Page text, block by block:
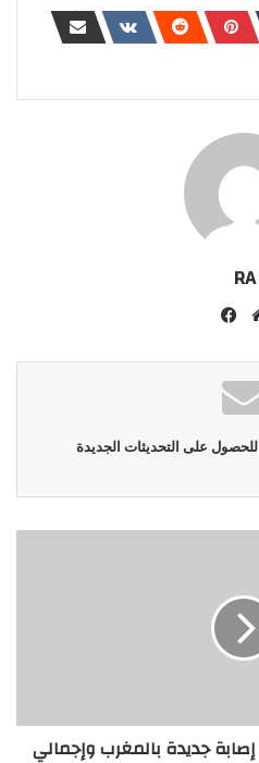
RA
موقع
للحصول على التحديثات الجديدة
تسجيل 99 حالة إصابة جديدة بالمغرب وإجمالي